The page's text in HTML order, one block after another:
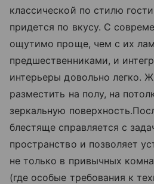
классической по стилю
придется по вкусу. С
ощутимо проще, чем с их
предшественниками, и
интерьеры довольно легко.
разместить на полу, на
зеркальную
блестяще справляется с
пространство и позволяет
не только в привычных
(где особые требования к